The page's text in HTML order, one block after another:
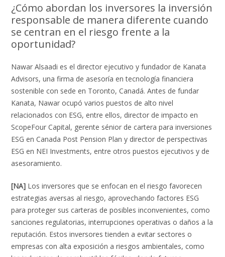
¿Cómo abordan los inversores la inversión
responsable de manera diferente cuando
se centran en el riesgo frente a la
oportunidad?
Nawar Alsaadi es el director ejecutivo y fundador de Kanata
Advisors, una firma de asesoría en tecnología financiera
sostenible con sede en Toronto, Canadá. Antes de fundar
Kanata, Nawar ocupó varios puestos de alto nivel
relacionados con ESG, entre ellos, director de impacto en
ScopeFour Capital, gerente sénior de cartera para inversiones
ESG en Canada Post Pension Plan y director de perspectivas
ESG en NEI Investments, entre otros puestos ejecutivos y de
asesoramiento.
[NA] Los inversores que se enfocan en el riesgo favorecen
estrategias aversas al riesgo, aprovechando factores ESG
para proteger sus carteras de posibles inconvenientes, como
sanciones regulatorias, interrupciones operativas o daños a la
reputación. Estos inversores tienden a evitar sectores o
empresas con alta exposición a riesgos ambientales, como